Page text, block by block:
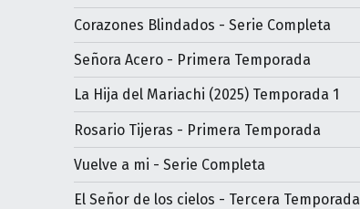
Corazones Blindados - Serie Completa
Señora Acero - Primera Temporada
La Hija del Mariachi (2025) Temporada 1
Rosario Tijeras - Primera Temporada
Vuelve a mi - Serie Completa
El Señor de los cielos - Tercera Temporada